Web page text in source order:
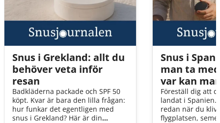
Snus i Grekland: allt du
behöver veta inför
resan
Badkläderna packade och SPF 50
köpt. Kvar är bara den lilla frågan:
hur funkar det egentligen med
snus i Grekland? Här är din
Snus i
man ta
var kan
Föreställ dig att
landat i Spanien.
redan när du
flygplatsen,